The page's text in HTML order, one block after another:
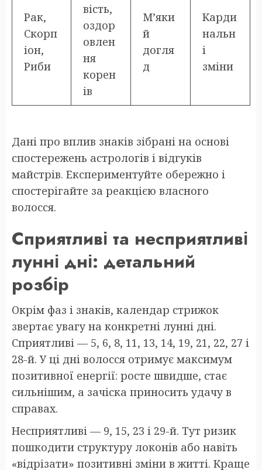
Рак,
Скорп
іон,
Риби
вість,
оздор
овлен
ня
корен
ів
М’яки
й
догля
д
Карди
нальн
і
зміни
Дані про вплив знаків зібрані на основі
спостережень астрологів і відгуків
майстрів. Експериментуйте обережно і
спостерігайте за реакцією власного
волосся.
Сприятливі та несприятливі
лунні дні: детальний
розбір
Окрім фаз і знаків, календар стрижок
звертає увагу на конкретні лунні дні.
Сприятливі — 5, 6, 8, 11, 13, 14, 19, 21, 22, 27 і
28-й. У ці дні волосся отримує максимум
позитивної енергії: росте швидше, стає
сильнішим, а зачіска приносить удачу в
справах.
Несприятливі — 9, 15, 23 і 29-й. Тут ризик
пошкодити структуру локонів або навіть
«відрізати» позитивні зміни в житті. Краще